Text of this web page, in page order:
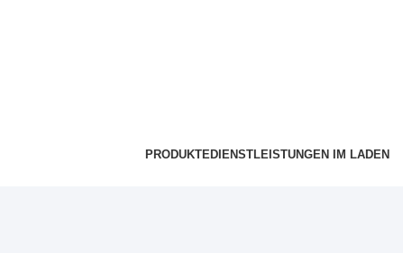
PRODUKTEDIENSTLEISTUNGEN IM LADEN